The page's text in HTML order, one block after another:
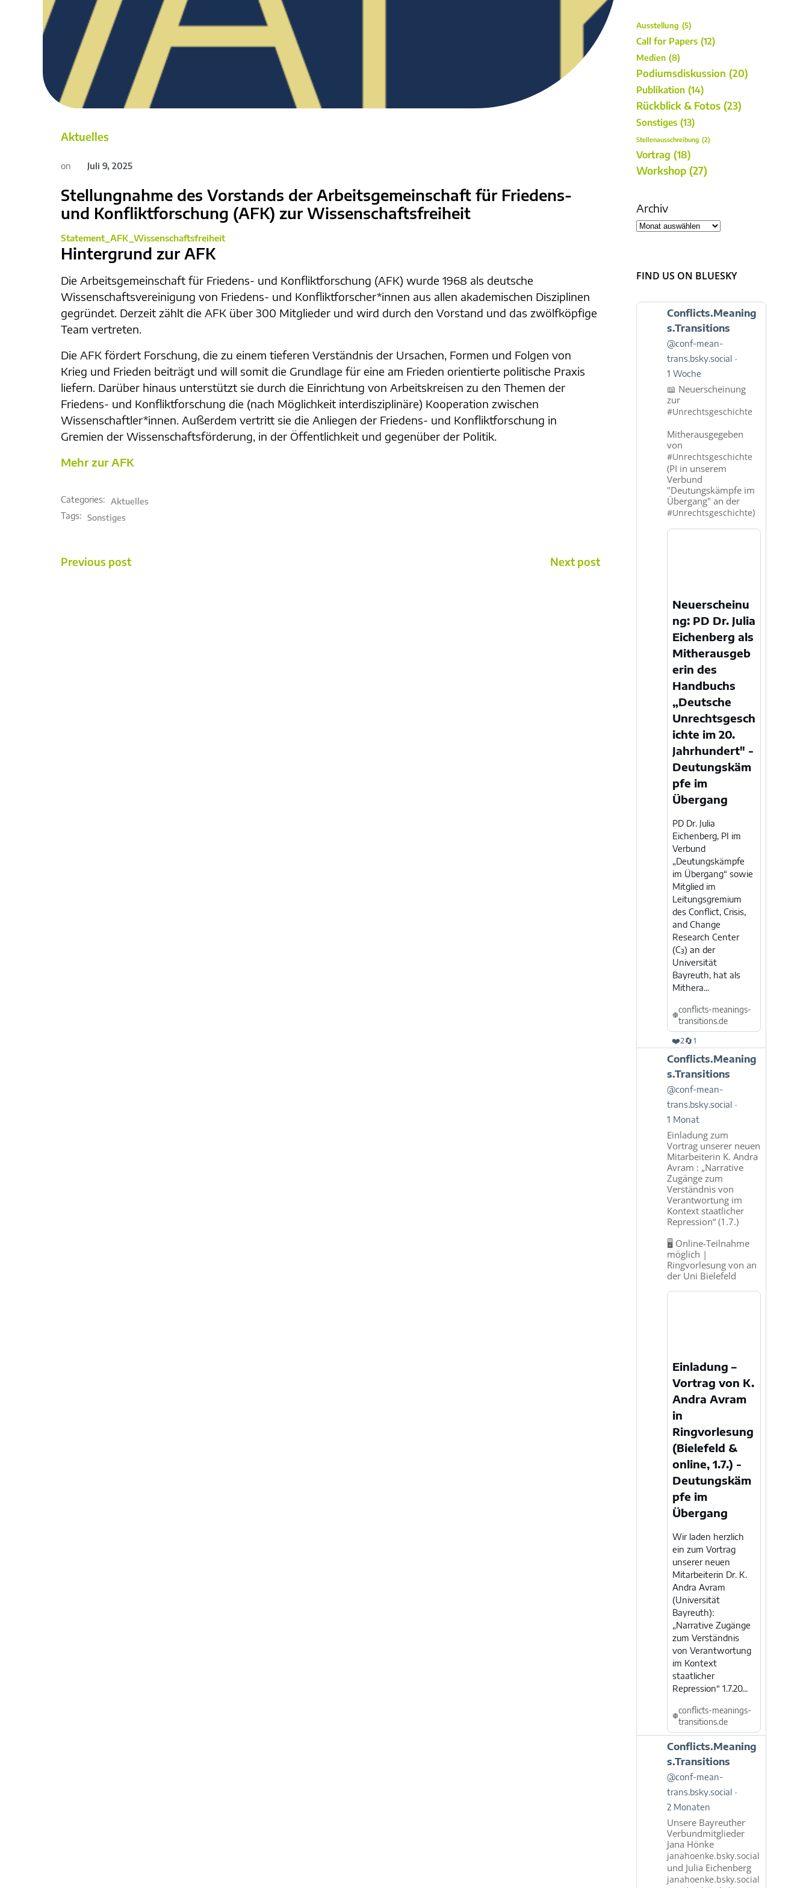
Aktuelles
on Juli 9, 2025
Stellungnahme des Vorstands der Arbeitsgemeinschaft für Friedens-
und Konfliktforschung (AFK) zur Wissenschaftsfreiheit
Statement_AFK_Wissenschaftsfreiheit
Hintergrund zur AFK
Die Arbeitsgemeinschaft für Friedens- und Konfliktforschung (AFK) wurde 1968 als deutsche
Wissenschaftsvereinigung von Friedens- und Konfliktforscher*innen aus allen akademischen Disziplinen
gegründet. Derzeit zählt die AFK über 300 Mitglieder und wird durch den Vorstand und das zwölfköpfige
Team vertreten.
Die AFK fördert Forschung, die zu einem tieferen Verständnis der Ursachen, Formen und Folgen von
Krieg und Frieden beiträgt und will somit die Grundlage für eine am Frieden orientierte politische Praxis
liefern. Darüber hinaus unterstützt sie durch die Einrichtung von Arbeitskreisen zu den Themen der
Friedens- und Konfliktforschung die (nach Möglichkeit interdisziplinäre) Kooperation zwischen
Wissenschaftler*innen. Außerdem vertritt sie die Anliegen der Friedens- und Konfliktforschung in
Gremien der Wissenschaftsförderung, in der Öffentlichkeit und gegenüber der Politik.
Mehr zur AFK
Categories: Aktuelles
Tags: Sonstiges
POST
Previous post Next post
Ausstellung (5)
Call for Papers (12)
Medien (8)
Podiumsdiskussion (20)
Publikation (14)
Rückblick & Fotos (23)
Sonstiges (13)
Stellenausschreibung (2)
Vortrag (18)
Workshop (27)
Archiv
FIND US ON BLUESKY
Beitrag
Conflicts.Meanings.Transitions
Bluesky
ansehen
Conflicts.Meaning
s.Transitions
@conf-mean-
trans.bsky.social
1 Woche
📖 Neuerscheinung
zur
#Unrechtsgeschichte
Mitherausgegeben
von
#Unrechtsgeschichte
(PI in unserem
Verbund
"Deutungskämpfe im
Übergang" an der
#Unrechtsgeschichte)
Neuerscheinu
ng: PD Dr. Julia
Eichenberg als
Mitherausgeb
erin des
Handbuchs
„Deutsche
Unrechtsgesch
ichte im 20.
Jahrhundert" -
Deutungskäm
pfe im
Übergang
PD Dr. Julia
Eichenberg, PI im
Verbund
„Deutungskämpfe
im Übergang“ sowie
Mitglied im
Leitungsgremium
des Conflict, Crisis,
and Change
Research Center
(C³) an der
Universität
Bayreuth, hat als
Mithera...
conflicts-meanings-
transitions.de
❤️2🔄1
Beitrag
Conflicts.Meanings.Transitions
Bluesky
ansehen
Conflicts.Meaning
s.Transitions
@conf-mean-
trans.bsky.social
1 Monat
Einladung zum
Vortrag unserer neuen
Mitarbeiterin K. Andra
Avram : „Narrative
Zugänge zum
Verständnis von
Verantwortung im
Kontext staatlicher
Repression“ (1.7.)
🖥️ Online-Teilnahme
möglich |
Ringvorlesung von an
der Uni Bielefeld
Einladung –
Vortrag von K.
Andra Avram
in
Ringvorlesung
(Bielefeld &
online, 1.7.) -
Deutungskäm
pfe im
Übergang
Wir laden herzlich
ein zum Vortrag
unserer neuen
Mitarbeiterin Dr. K.
Andra Avram
(Universität
Bayreuth):
„Narrative Zugänge
zum Verständnis
von Verantwortung
im Kontext
staatlicher
Repression“ 1.7.20...
conflicts-meanings-
transitions.de
Beitrag
Conflicts.Meanings.Transitions
Bluesky
ansehen
Conflicts.Meaning
s.Transitions
@conf-mean-
trans.bsky.social
2 Monaten
Unsere Bayreuther
Verbundmitglieder
Jana Hönke
janahoenke.bsky.social
und Julia Eichenberg
janahoenke.bsky.social